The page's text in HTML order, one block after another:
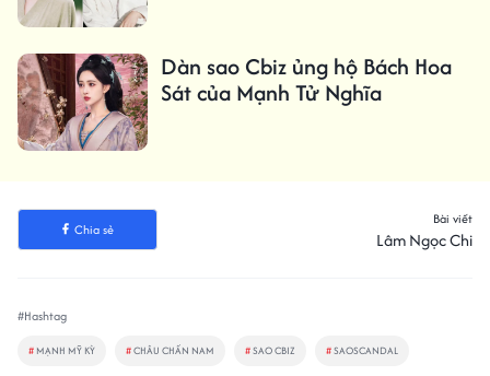
Dàn sao Cbiz ủng hộ Bách Hoa
Sát của Mạnh Tử Nghĩa
Chia sẻ
Bài viết
Lâm Ngọc Chi
#Hashtag
# MẠNH MỸ KỲ #CHÂU CHẤN NAM #SAO CBIZ #SAOSCANDAL